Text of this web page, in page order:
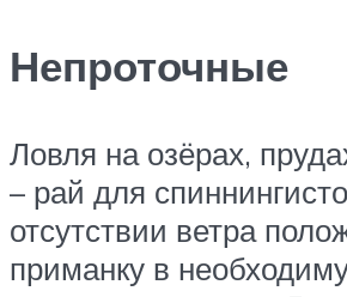
Непроточные
Ловля на озёрах,
– рай для
отсутствии ветра
приманку в